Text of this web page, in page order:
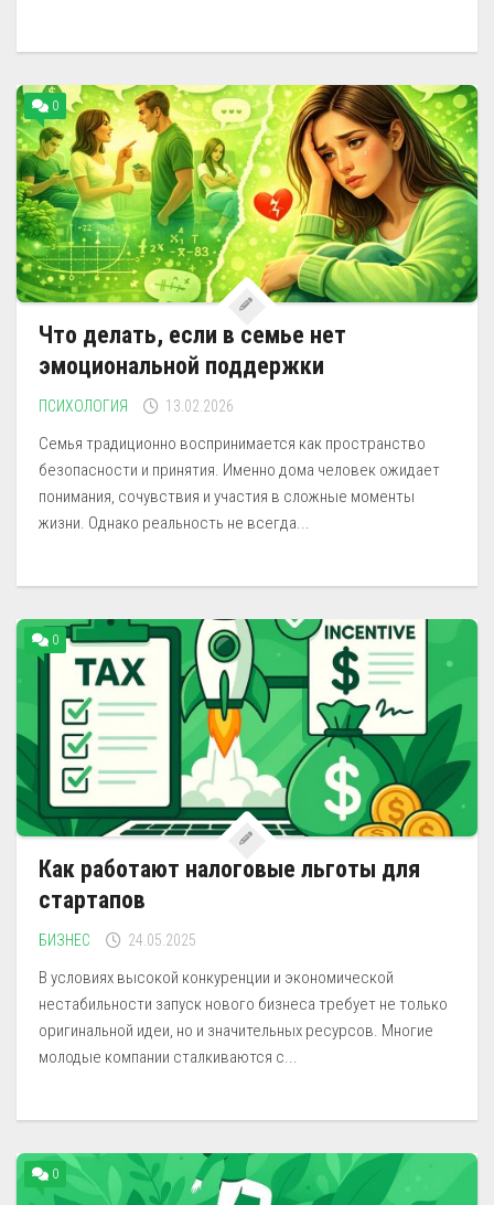
0
Что делать, если в семье нет
эмоциональной поддержки
ПСИХОЛОГИЯ 13.02.2026
Семья традиционно воспринимается как пространство
безопасности и принятия. Именно дома человек ожидает
понимания, сочувствия и участия в сложные моменты
жизни. Однако реальность не всегда...
0
Как работают налоговые льготы для
стартапов
БИЗНЕС 24.05.2025
В условиях высокой конкуренции и экономической
нестабильности запуск нового бизнеса требует не только
оригинальной идеи, но и значительных ресурсов. Многие
молодые компании сталкиваются с...
0